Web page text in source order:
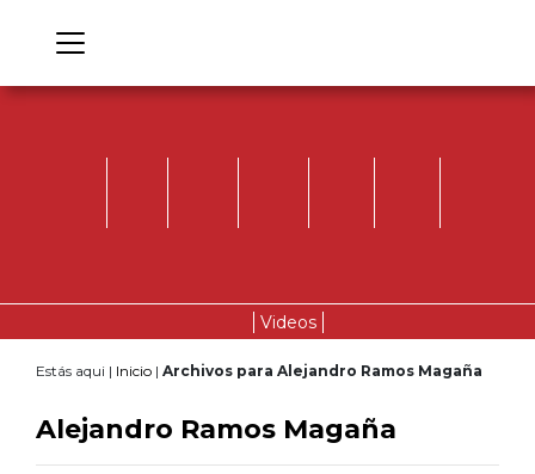
Videos
Estás aqui | Inicio | Archivos para Alejandro Ramos Magaña
Alejandro Ramos Magaña